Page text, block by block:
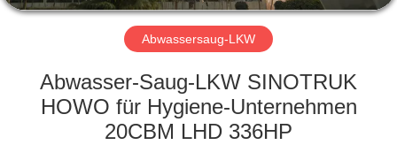
WERKSBESICHTIGUNG
QUALITÄTSKONTROLLE
Abwassersaug-LKW
Abwasser-Saug-LKW SINOTRUK
HOWO für Hygiene-Unternehmen
20CBM LHD 336HP